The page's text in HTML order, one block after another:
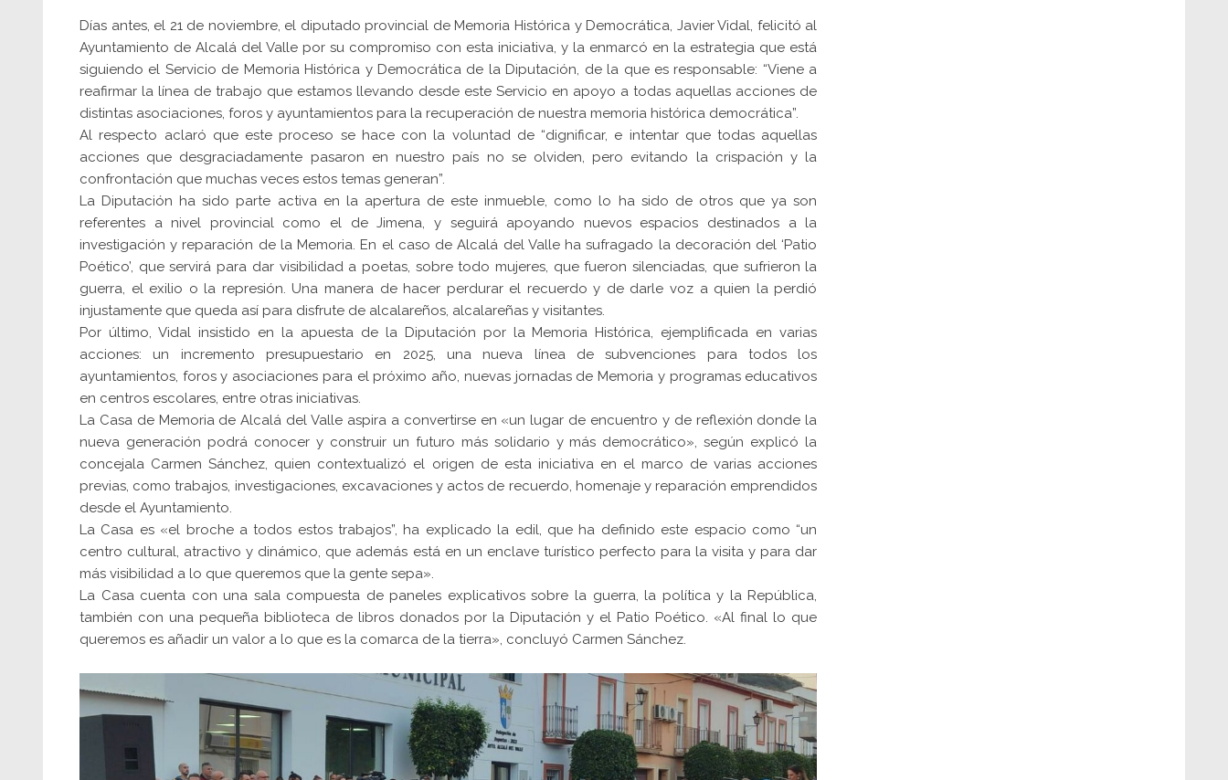
Días antes, el 21 de noviembre, el diputado provincial de Memoria Histórica y Democrática, Javier Vidal, felicitó al
Ayuntamiento de Alcalá del Valle por su compromiso con esta iniciativa, y la enmarcó en la estrategia que está
siguiendo el Servicio de Memoria Histórica y Democrática de la Diputación, de la que es responsable: “Viene a
reafirmar la línea de trabajo que estamos llevando desde este Servicio en apoyo a todas aquellas acciones de
distintas asociaciones, foros y ayuntamientos para la recuperación de nuestra memoria histórica democrática”.
Al respecto aclaró que este proceso se hace con la voluntad de “dignificar, e intentar que todas aquellas
acciones que desgraciadamente pasaron en nuestro país no se olviden, pero evitando la crispación y la
confrontación que muchas veces estos temas generan”.
La Diputación ha sido parte activa en la apertura de este inmueble, como lo ha sido de otros que ya son
referentes a nivel provincial como el de Jimena, y seguirá apoyando nuevos espacios destinados a la
investigación y reparación de la Memoria. En el caso de Alcalá del Valle ha sufragado la decoración del ‘Patio
Poético’, que servirá para dar visibilidad a poetas, sobre todo mujeres, que fueron silenciadas, que sufrieron la
guerra, el exilio o la represión. Una manera de hacer perdurar el recuerdo y de darle voz a quien la perdió
injustamente que queda así para disfrute de alcalareños, alcalareñas y visitantes.
Por último, Vidal insistido en la apuesta de la Diputación por la Memoria Histórica, ejemplificada en varias
acciones: un incremento presupuestario en 2025, una nueva línea de subvenciones para todos los
ayuntamientos, foros y asociaciones para el próximo año, nuevas jornadas de Memoria y programas educativos
en centros escolares, entre otras iniciativas.
La Casa de Memoria de Alcalá del Valle aspira a convertirse en «un lugar de encuentro y de reflexión donde la
nueva generación podrá conocer y construir un futuro más solidario y más democrático», según explicó la
concejala Carmen Sánchez, quien contextualizó el origen de esta iniciativa en el marco de varias acciones
previas, como trabajos, investigaciones, excavaciones y actos de recuerdo, homenaje y reparación emprendidos
desde el Ayuntamiento.
La Casa es «el broche a todos estos trabajos”, ha explicado la edil, que ha definido este espacio como “un
centro cultural, atractivo y dinámico, que además está en un enclave turístico perfecto para la visita y para dar
más visibilidad a lo que queremos que la gente sepa».
La Casa cuenta con una sala compuesta de paneles explicativos sobre la guerra, la política y la República,
también con una pequeña biblioteca de libros donados por la Diputación y el Patio Poético. «Al final lo que
queremos es añadir un valor a lo que es la comarca de la tierra», concluyó Carmen Sánchez.